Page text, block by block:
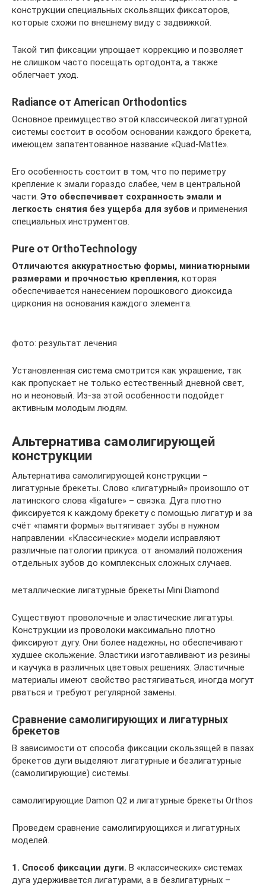
конструкции специальных скользящих фиксаторов,
которые схожи по внешнему виду с задвижкой.
Такой тип фиксации упрощает коррекцию и позволяет
не слишком часто посещать ортодонта, а также
облегчает уход.
Radiance от American Orthodontics
Основное преимущество этой классической лигатурной
системы состоит в особом основании каждого брекета,
имеющем запатентованное название «Quad-Matte».
Его особенность состоит в том, что по периметру
крепление к эмали гораздо слабее, чем в центральной
части. Это обеспечивает сохранность эмали и
легкость снятия без ущерба для зубов и применения
специальных инструментов.
Pure от OrthoTechnology
Отличаются аккуратностью формы, миниатюрными
размерами и прочностью крепления, которая
обеспечивается нанесением порошкового диоксида
циркония на основания каждого элемента.
фото: результат лечения
Установленная система смотрится как украшение, так
как пропускает не только естественный дневной свет,
но и неоновый. Из-за этой особенности подойдет
активным молодым людям.
Альтернатива самолигирующей
конструкции
Альтернатива самолигирующей конструкции –
лигатурные брекеты. Слово «лигатурный» произошло от
латинского слова «ligature» – связка. Дуга плотно
фиксируется к каждому брекету с помощью лигатур и за
счёт «памяти формы» вытягивает зубы в нужном
направлении. «Классические» модели исправляют
различные патологии прикуса: от аномалий положения
отдельных зубов до комплексных сложных случаев.
металлические лигатурные брекеты Mini Diamond
Существуют проволочные и эластические лигатуры.
Конструкции из проволоки максимально плотно
фиксируют дугу. Они более надежны, но обеспечивают
худшее скольжение. Эластики изготавливают из резины
и каучука в различных цветовых решениях. Эластичные
материалы имеют свойство растягиваться, иногда могут
рваться и требуют регулярной замены.
Сравнение самолигирующих и лигатурных
брекетов
В зависимости от способа фиксации скользящей в пазах
брекетов дуги выделяют лигатурные и безлигатурные
(самолигирующие) системы.
самолигирующие Damon Q2 и лигатурные брекеты Orthos
Проведем сравнение самолигирующихся и лигатурных
моделей.
1. Способ фиксации дуги. В «классических» системах
дуга удерживается лигатурами, а в безлигатурных –